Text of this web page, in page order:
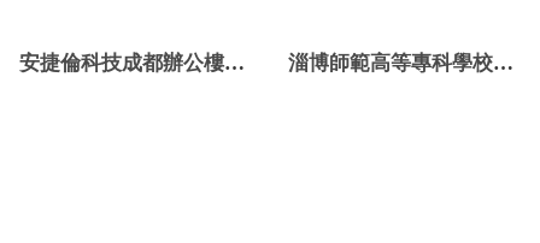
安捷倫科技成都辦公樓樓宇自控項目 淄博師範高等專科學校樓宇控製係統項目